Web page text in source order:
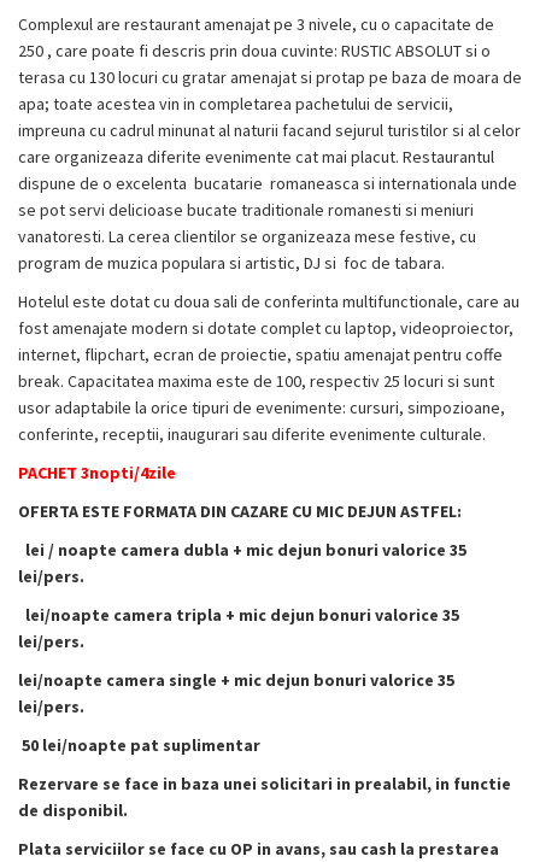
Complexul are restaurant amenajat pe 3 nivele, cu o capacitate de
250 , care poate fi descris prin doua cuvinte: RUSTIC ABSOLUT si o
terasa cu 130 locuri cu gratar amenajat si protap pe baza de moara de
apa; toate acestea vin in completarea pachetului de servicii,
impreuna cu cadrul minunat al naturii facand sejurul turistilor si al celor
care organizeaza diferite evenimente cat mai placut. Restaurantul
dispune de o excelenta bucatarie romaneasca si internationala unde
se pot servi delicioase bucate traditionale romanesti si meniuri
vanatoresti. La cerea clientilor se organizeaza mese festive, cu
program de muzica populara si artistic, DJ si foc de tabara.
Hotelul este dotat cu doua sali de conferinta multifunctionale, care au
fost amenajate modern si dotate complet cu laptop, videoproiector,
internet, flipchart, ecran de proiectie, spatiu amenajat pentru coffe
break. Capacitatea maxima este de 100, respectiv 25 locuri si sunt
usor adaptabile la orice tipuri de evenimente: cursuri, simpozioane,
conferinte, receptii, inaugurari sau diferite evenimente culturale.
PACHET 3nopti/4zile
OFERTA ESTE FORMATA DIN CAZARE CU MIC DEJUN ASTFEL:
lei / noapte camera dubla + mic dejun bonuri valorice 35
lei/pers.
lei/noapte camera tripla + mic dejun bonuri valorice 35
lei/pers.
lei/noapte camera single + mic dejun bonuri valorice 35
lei/pers.
50 lei/noapte pat suplimentar
Rezervare se face in baza unei solicitari in prealabil, in functie
de disponibil.
Plata serviciilor se face cu OP in avans, sau cash la prestarea